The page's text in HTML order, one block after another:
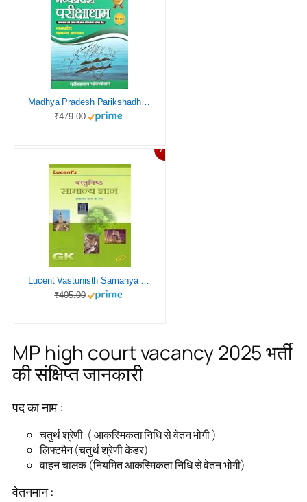
Madhya Pradesh Parikshadham 2024 MP GK 4th Edition Book in Hindi for All Mppsc Exams and Other All Mp Exams 2024-25
₹479.00
7%
Lucent Vastunisth Samanya Gyan 2024 New Edition in Hindi | Original Book with Scratch Code | Lucent Objective General Knowledge 2024 Useful for all Govt. Exams
₹405.00
MP high court vacancy 2025 भर्ती
की संक्षिप्त जानकारी
पद का नाम :
चतुर्थ श्रेणी ( आकस्मिकता निधि से वेतन भोगी )
लिफ्टमैन (चतुर्थ श्रेणी केडर)
वाहन चालक (नियमित आकस्मिकता निधि से वेतन भोगी)
वेतनमान :